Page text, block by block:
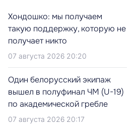
Хондошко: мы получаем
такую поддержку, которую не
получает никто
07 августа 2026 20:20
Один белорусский экипаж
вышел в полуфинал ЧМ (U-19)
по академической гребле
07 августа 2026 20:17